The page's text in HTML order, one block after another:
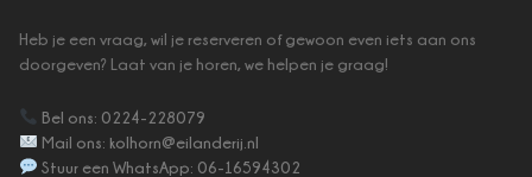
Heb je een vraag, wil je reserveren of gewoon even iets aan ons
doorgeven? Laat van je horen, we helpen je graag!
Bel ons: 0224-228079
Mail ons: kolhorn@eilanderij.nl
Stuur een WhatsApp: 06-16594302